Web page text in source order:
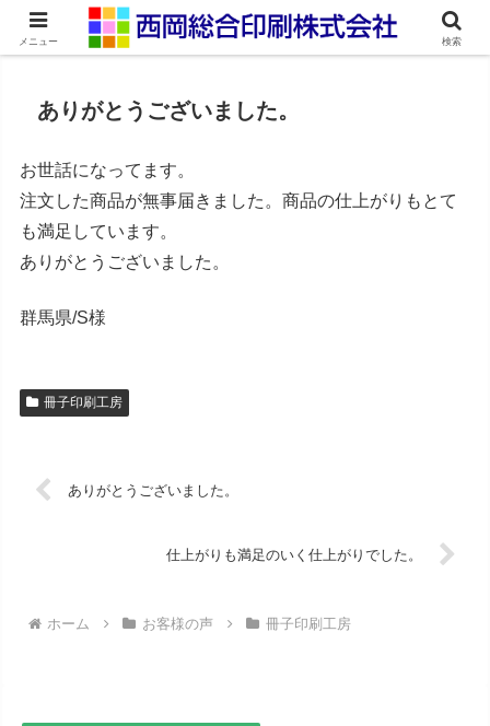
ネット印刷通販・オンデマンド印刷
ありがとうございました。
お世話になってます。
注文した商品が無事届きました。商品の仕上がりもとて
も満足しています。
ありがとうございました。
群馬県/S様
冊子印刷工房
ありがとうございました。
仕上がりも満足のいく仕上がりでした。
ホーム お客様の声 冊子印刷工房
メニュー 検索